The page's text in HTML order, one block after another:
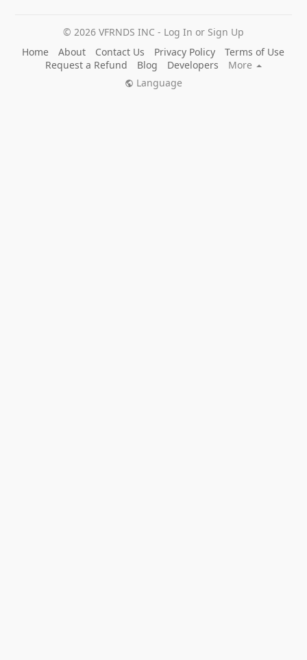
© 2026 VFRNDS INC - Log In or Sign Up
Home
About Contact Us Privacy Policy
Terms of Use
Request a Refund
Blog Developers
More
Language